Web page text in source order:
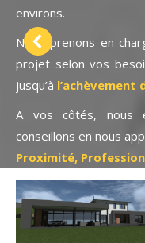
environs.
Nous prenons en
projet selon vos
jusqu’à l’achèvement
A vos côtés, nous
conseillons en nous
Proximité,